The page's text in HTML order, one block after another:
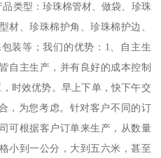
类型：珍珠棉管材、做袋、珍珠
材、珍珠棉护角、珍珠棉护边、
装等；我们的优势：1、自主生
自主生产，并有良好的成本控制
时效优势。早上下单，快下午交
，为您考虑。针对客户不同的订
可根据客户订单来生产，从数量
小到一公分，大到五六米，甚至